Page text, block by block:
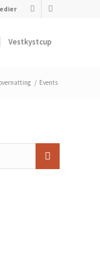
Vestkystcup
/ Events